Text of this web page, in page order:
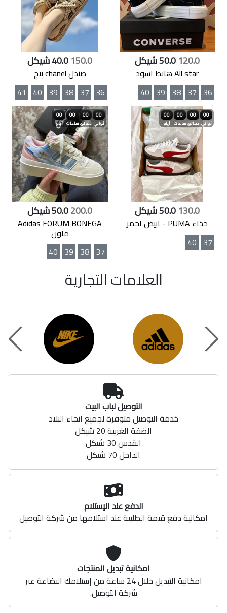
120.0
All star هابط اسود
36
37
38
39
40
150.0
صندل chanel بيج
36
37
38
39
40
41
00
أيام
00
ساعات
00
دقائق
00
ثواني
130.0
حذاء PUMA - ابيض احمر
37
40
00
أيام
00
ساعات
00
دقائق
00
ثواني
200.0
Adidas FORUM BONEGA
ملون
37
38
39
40
العلامات التجارية
Previous
التوصيل لباب البيت
خدمة التوصيل متوفرة لجميع انحاء البلاد
الضفة الغربية 20 شيكل
القدس 30 شيكل
الداخل 70 شيكل
الدفع عند الإستلام
امكانية دفع قيمة الطلبية عند استلامها من شركة التوصيل
امكانية تبديل المنتجات
امكانية التبديل خلال 24 ساعة من إستلامك البضاعة عبر
شركة التوصيل.